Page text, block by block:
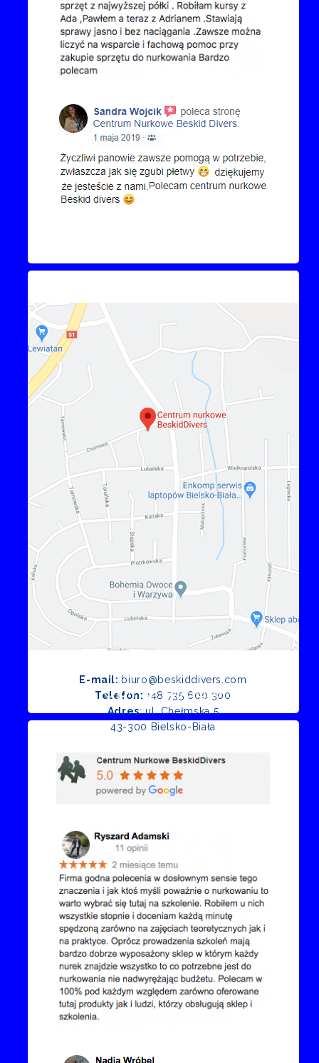
E-mail: biuro@beskiddivers.com
Telefon: +48 735 600 300
Adres: ul. Chełmska 5
43-300 Bielsko-Biała
Opinie Google